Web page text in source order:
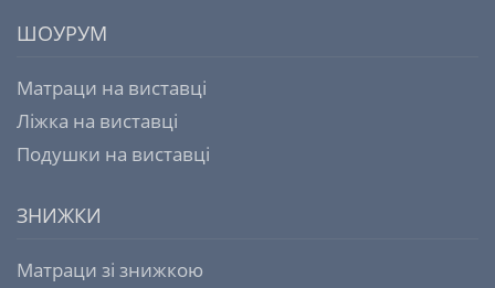
ШОУРУМ
Матраци на виставці
Ліжка на виставці
Подушки на виставці
ЗНИЖКИ
Матраци зі знижкою